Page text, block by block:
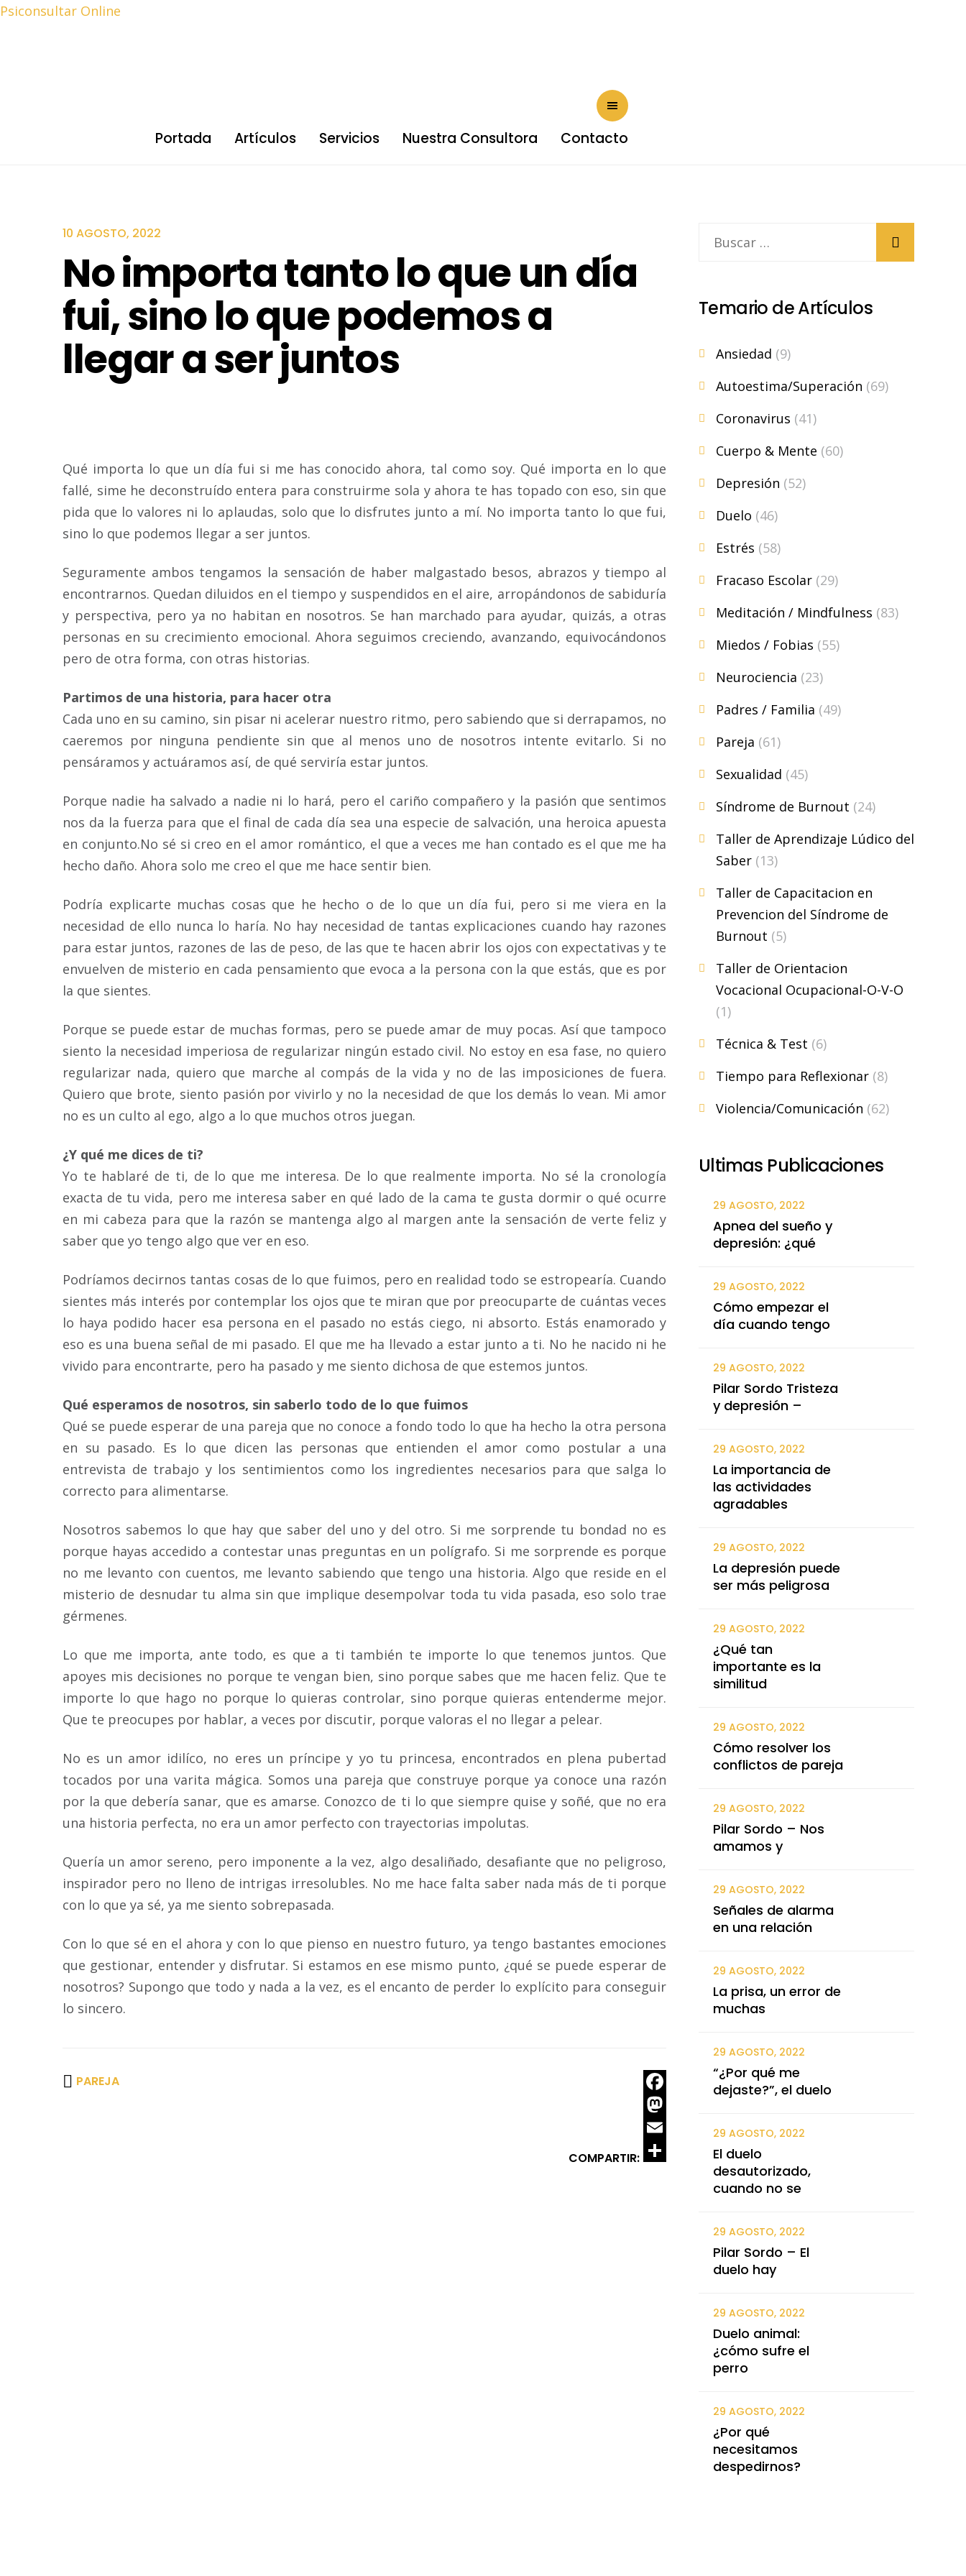
Psiconsultar Online
Portada Artículos Servicios Nuestra Consultora Contacto
10 AGOSTO, 2022
No importa tanto lo que un día
fui, sino lo que podemos a
llegar a ser juntos
Qué importa lo que un día fui si me has conocido ahora, tal como soy. Qué importa en lo que
fallé, sime he deconstruído entera para construirme sola y ahora te has topado con eso, sin que
pida que lo valores ni lo aplaudas, solo que lo disfrutes junto a mí. No importa tanto lo que fui,
sino lo que podemos llegar a ser juntos.
Seguramente ambos tengamos la sensación de haber malgastado besos, abrazos y tiempo al
encontrarnos. Quedan diluidos en el tiempo y suspendidos en el aire, arropándonos de sabiduría
y perspectiva, pero ya no habitan en nosotros. Se han marchado para ayudar, quizás, a otras
personas en su crecimiento emocional. Ahora seguimos creciendo, avanzando, equivocándonos
pero de otra forma, con otras historias.
Partimos de una historia, para hacer otra
Cada uno en su camino, sin pisar ni acelerar nuestro ritmo, pero sabiendo que si derrapamos, no
caeremos por ninguna pendiente sin que al menos uno de nosotros intente evitarlo. Si no
pensáramos y actuáramos así, de qué serviría estar juntos.
Porque nadie ha salvado a nadie ni lo hará, pero el cariño compañero y la pasión que sentimos
nos da la fuerza para que el final de cada día sea una especie de salvación, una heroica apuesta
en conjunto.No sé si creo en el amor romántico, el que a veces me han contado es el que me ha
hecho daño. Ahora solo me creo el que me hace sentir bien.
Podría explicarte muchas cosas que he hecho o de lo que un día fui, pero si me viera en la
necesidad de ello nunca lo haría. No hay necesidad de tantas explicaciones cuando hay razones
para estar juntos, razones de las de peso, de las que te hacen abrir los ojos con expectativas y te
envuelven de misterio en cada pensamiento que evoca a la persona con la que estás, que es por
la que sientes.
Porque se puede estar de muchas formas, pero se puede amar de muy pocas. Así que tampoco
siento la necesidad imperiosa de regularizar ningún estado civil. No estoy en esa fase, no quiero
regularizar nada, quiero que marche al compás de la vida y no de las imposiciones de fuera.
Quiero que brote, siento pasión por vivirlo y no la necesidad de que los demás lo vean. Mi amor
no es un culto al ego, algo a lo que muchos otros juegan.
¿Y qué me dices de ti?
Yo te hablaré de ti, de lo que me interesa. De lo que realmente importa. No sé la cronología
exacta de tu vida, pero me interesa saber en qué lado de la cama te gusta dormir o qué ocurre
en mi cabeza para que la razón se mantenga algo al margen ante la sensación de verte feliz y
saber que yo tengo algo que ver en eso.
Podríamos decirnos tantas cosas de lo que fuimos, pero en realidad todo se estropearía. Cuando
sientes más interés por contemplar los ojos que te miran que por preocuparte de cuántas veces
lo haya podido hacer esa persona en el pasado no estás ciego, ni absorto. Estás enamorado y
eso es una buena señal de mi pasado. El que me ha llevado a estar junto a ti. No he nacido ni he
vivido para encontrarte, pero ha pasado y me siento dichosa de que estemos juntos.
Qué esperamos de nosotros, sin saberlo todo de lo que fuimos
Qué se puede esperar de una pareja que no conoce a fondo todo lo que ha hecho la otra persona
en su pasado. Es lo que dicen las personas que entienden el amor como postular a una
entrevista de trabajo y los sentimientos como los ingredientes necesarios para que salga lo
correcto para alimentarse.
Nosotros sabemos lo que hay que saber del uno y del otro. Si me sorprende tu bondad no es
porque hayas accedido a contestar unas preguntas en un polígrafo. Si me sorprende es porque
no me levanto con cuentos, me levanto sabiendo que tengo una historia. Algo que reside en el
misterio de desnudar tu alma sin que implique desempolvar toda tu vida pasada, eso solo trae
gérmenes.
Lo que me importa, ante todo, es que a ti también te importe lo que tenemos juntos. Que
apoyes mis decisiones no porque te vengan bien, sino porque sabes que me hacen feliz. Que te
importe lo que hago no porque lo quieras controlar, sino porque quieras entenderme mejor.
Que te preocupes por hablar, a veces por discutir, porque valoras el no llegar a pelear.
No es un amor idilíco, no eres un príncipe y yo tu princesa, encontrados en plena pubertad
tocados por una varita mágica. Somos una pareja que construye porque ya conoce una razón
por la que debería sanar, que es amarse. Conozco de ti lo que siempre quise y soñé, que no era
una historia perfecta, no era un amor perfecto con trayectorias impolutas.
Quería un amor sereno, pero imponente a la vez, algo desaliñado, desafiante que no peligroso,
inspirador pero no lleno de intrigas irresolubles. No me hace falta saber nada más de ti porque
con lo que ya sé, ya me siento sobrepasada.
Con lo que sé en el ahora y con lo que pienso en nuestro futuro, ya tengo bastantes emociones
que gestionar, entender y disfrutar. Si estamos en ese mismo punto, ¿qué se puede esperar de
nosotros? Supongo que todo y nada a la vez, es el encanto de perder lo explícito para conseguir
lo sincero.
PAREJA
COMPARTIR:
Facebook
Mastodon
Email
Temario de Artículos
Ansiedad (9)
Autoestima/Superación (69)
Coronavirus (41)
Cuerpo & Mente (60)
Depresión (52)
Duelo (46)
Estrés (58)
Fracaso Escolar (29)
Meditación / Mindfulness (83)
Miedos / Fobias (55)
Neurociencia (23)
Padres / Familia (49)
Pareja (61)
Sexualidad (45)
Síndrome de Burnout (24)
Taller de Aprendizaje Lúdico del
Saber (13)
Taller de Capacitacion en
Prevencion del Síndrome de
Burnout (5)
Taller de Orientacion
Vocacional Ocupacional-O-V-O
(1)
Técnica & Test (6)
Tiempo para Reflexionar (8)
Violencia/Comunicación (62)
Ultimas Publicaciones
29 AGOSTO, 2022
Apnea del sueño y
depresión: ¿qué
29 AGOSTO, 2022
Cómo empezar el
día cuando tengo
29 AGOSTO, 2022
Pilar Sordo Tristeza
y depresión –
29 AGOSTO, 2022
La importancia de
las actividades
agradables
29 AGOSTO, 2022
La depresión puede
ser más peligrosa
29 AGOSTO, 2022
¿Qué tan
importante es la
similitud
29 AGOSTO, 2022
Cómo resolver los
conflictos de pareja
29 AGOSTO, 2022
Pilar Sordo – Nos
amamos y
29 AGOSTO, 2022
Señales de alarma
en una relación
29 AGOSTO, 2022
La prisa, un error de
muchas
29 AGOSTO, 2022
“¿Por qué me
dejaste?”, el duelo
29 AGOSTO, 2022
El duelo
desautorizado,
cuando no se
29 AGOSTO, 2022
Pilar Sordo – El
duelo hay
29 AGOSTO, 2022
Duelo animal:
¿cómo sufre el
perro
29 AGOSTO, 2022
¿Por qué
necesitamos
despedirnos?